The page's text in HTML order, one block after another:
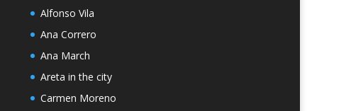
Alfonso Vila
Ana Correro
Ana March
Areta in the city
Carmen Moreno